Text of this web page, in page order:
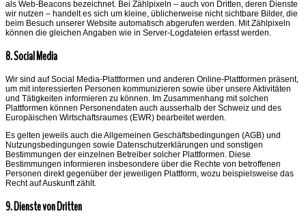
als Web-Beacons bezeichnet. Bei Zählpixeln – auch von Dritten, deren Dienste
wir nutzen – handelt es sich um kleine, üblicherweise nicht sichtbare Bilder, die
beim Besuch unserer Website automatisch abgerufen werden. Mit Zählpixeln
können die gleichen Angaben wie in Server-Logdateien erfasst werden.
8. Social Media
Wir sind auf Social Media-Plattformen und anderen Online-Plattformen präsent,
um mit interessierten Personen kommunizieren sowie über unsere Aktivitäten
und Tätigkeiten informieren zu können. Im Zusammenhang mit solchen
Plattformen können Personendaten auch ausserhalb der Schweiz und des
Europäischen Wirtschaftsraumes (EWR) bearbeitet werden.
Es gelten jeweils auch die Allgemeinen Geschäftsbedingungen (AGB) und
Nutzungsbedingungen sowie Datenschutzerklärungen und sonstigen
Bestimmungen der einzelnen Betreiber solcher Plattformen. Diese
Bestimmungen informieren insbesondere über die Rechte von betroffenen
Personen direkt gegenüber der jeweiligen Plattform, wozu beispielsweise das
Recht auf Auskunft zählt.
9. Dienste von Dritten